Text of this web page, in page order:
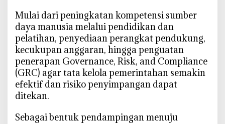
‎Mulai dari peningkatan kompetensi sumber
daya manusia melalui pendidikan dan
pelatihan, penyediaan perangkat pendukung,
kecukupan anggaran, hingga penguatan
penerapan Governance, Risk, and Compliance
(GRC) agar tata kelola pemerintahan semakin
efektif dan risiko penyimpangan dapat
ditekan.
‎Sebagai bentuk pendampingan menuju